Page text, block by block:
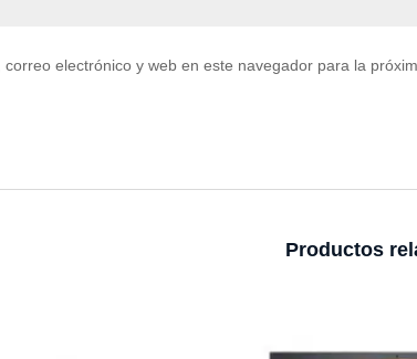
electrónico y web en este navegador para la
Productos